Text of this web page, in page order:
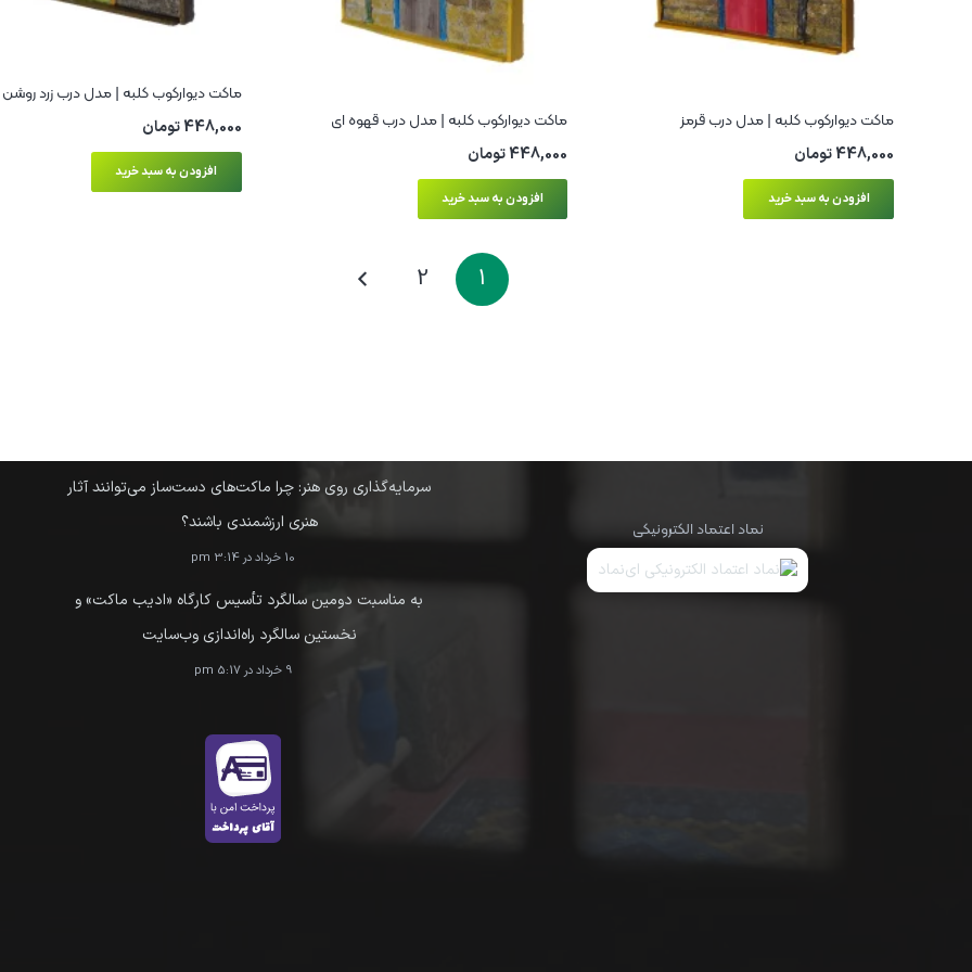
ماکت دیوارکوب کلبه | مدل درب زرد روشن
448,000 تومان
افزودن به سبد خرید
ماکت دیوارکوب کلبه | مدل درب قرمز
448,000تومان
افزودن به سبد خرید
ماکت دیوارکوب کلبه | مدل درب قهوه ای
448,000تومان
افزودن به سبد خرید
1
2
نماد اعتماد الکترونیکی
سرمایه‌گذاری روی هنر: چرا ماکت‌های دست‌ساز می‌توانند آثار
هنری ارزشمندی باشند؟
10 خرداد در 3:14 pm
به مناسبت دومین سالگرد تأسیس کارگاه «ادیب ماکت» و
نخستین سالگرد راه‌اندازی وب‌سایت
9 خرداد در 5:17 pm